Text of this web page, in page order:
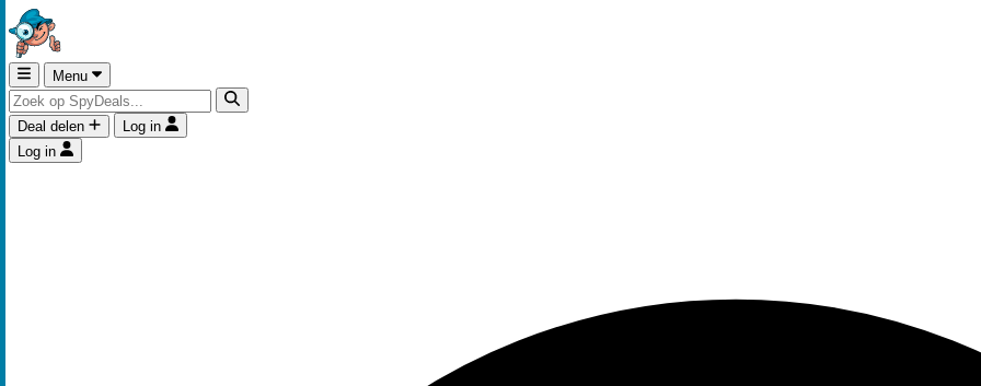
Menu
Deal delen
Log in
Log in